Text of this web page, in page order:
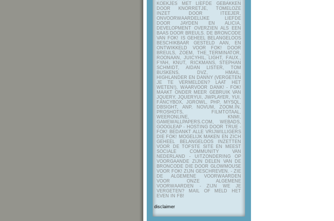
KOEKJES MET LIEFDE GEBAKKEN
DOOR KNORRETJE, TOMELOZE
INZET DOOR ITEEJER,
ONVOORWAARDELIJKE LIEFDE
DOOR JAYDEN EN ALICIA,
DEVELOPMENT OVERZIEN ALS EEN
BAAS DOOR BREULS. DE BRONCODE
VAN FOK! IS GEHEEL BELANGELOOS
BESCHIKBAAR GESTELD AAN, EN
ONTWIKKELD VOOR FOK! DOOR
BREULS, ZOEM, THE_TERMINATOR,
ROONAAN, JUICYHIL, LIGHT, FAUX.,
FYAH, KNUT, RICKMANS, STEPHAN
SCHMIDT, AIDAN LISTER, TOM
BUSKENS, DVZ, HMAIL,
HIGHLANDER EN DANNY (VERGETEN
JE TE VERMELDEN? LAAT HET
WETEN!), WAARVOOR DANK! - FOK!
MAAKT ONDER MEER GEBRUIK VAN
JQUERY, JQUERYUI, JWPLAYER, YUI,
FANCYBOX, JGROWL, PHP, MYSQL,
DBSIGHT, ANP, NOVUM, ZOOM.IN,
PROSHOTS, FILMTOTAAL,
WEERONLINE, KNMI,
GAMEWALLPAPERS.COM, WEBADS,
GOOGLEAP - HOSTING DOOR TRUE -
FOK! BEDANKT ALLE VRIJWILLIGERS
DIE FOK! MOGELIJK MAKEN EN ZICH
GEHEEL BELANGELOOS INZETTEN
VOOR DE TOFSTE SITE EN MEEST
SOCIALE COMMUNITY VAN
NEDERLAND - UITZONDERING OP
VOORGAANDE ZIJN DELEN VAN DE
BRONCODE DIE DOOR GLOWMOUSE
VOOR FOK! ZIJN GESCHREVEN. - ZIE
DE ALGEMENE VOORWAARDEN
VOOR ONZE ALGEMENE
VOORWAARDEN - ZIJN WE JE
VERGETEN? MAIL OF MELD HET
EVEN IN FB!
disclaimer